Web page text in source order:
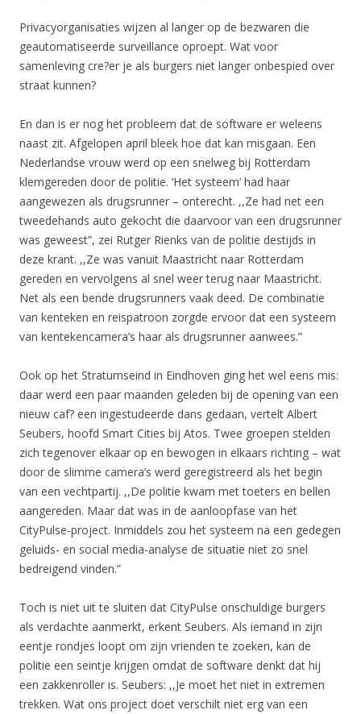
Privacyorganisaties wijzen al langer op de bezwaren die
geautomatiseerde surveillance oproept. Wat voor
samenleving cre?er je als burgers niet langer onbespied over
straat kunnen?
En dan is er nog het probleem dat de software er weleens
naast zit. Afgelopen april bleek hoe dat kan misgaan. Een
Nederlandse vrouw werd op een snelweg bij Rotterdam
klemgereden door de politie. ‘Het systeem’ had haar
aangewezen als drugsrunner – onterecht. ,,Ze had net een
tweedehands auto gekocht die daarvoor van een drugsrunner
was geweest”, zei Rutger Rienks van de politie destijds in
deze krant. ,,Ze was vanuit Maastricht naar Rotterdam
gereden en vervolgens al snel weer terug naar Maastricht.
Net als een bende drugsrunners vaak deed. De combinatie
van kenteken en reispatroon zorgde ervoor dat een systeem
van kentekencamera’s haar als drugsrunner aanwees.”
Ook op het Stratumseind in Eindhoven ging het wel eens mis:
daar werd een paar maanden geleden bij de opening van een
nieuw caf? een ingestudeerde dans gedaan, vertelt Albert
Seubers, hoofd Smart Cities bij Atos. Twee groepen stelden
zich tegenover elkaar op en bewogen in elkaars richting – wat
door de slimme camera’s werd geregistreerd als het begin
van een vechtpartij. ,,De politie kwam met toeters en bellen
aangereden. Maar dat was in de aanloopfase van het
CityPulse-project. Inmiddels zou het systeem na een gedegen
geluids- en social media-analyse de situatie niet zo snel
bedreigend vinden.”
Toch is niet uit te sluiten dat CityPulse onschuldige burgers
als verdachte aanmerkt, erkent Seubers. Als iemand in zijn
eentje rondjes loopt om zijn vrienden te zoeken, kan de
politie een seintje krijgen omdat de software denkt dat hij
een zakkenroller is. Seubers: ,,Je moet het niet in extremen
trekken. Wat ons project doet verschilt niet erg van een